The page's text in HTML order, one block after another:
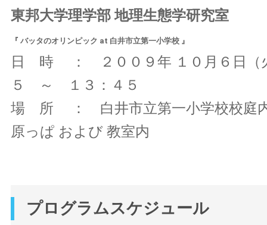
東邦大学理学部 地理生態学研究室
『 バッタのオリンピック at 白井市立第一小学校 』
日 時 ： ２００９年 １０月６日
５ ～ １３：４５
場 所 ： 白井市立第一小学校校
原っぱ および 教室内
プログラムスケジュール